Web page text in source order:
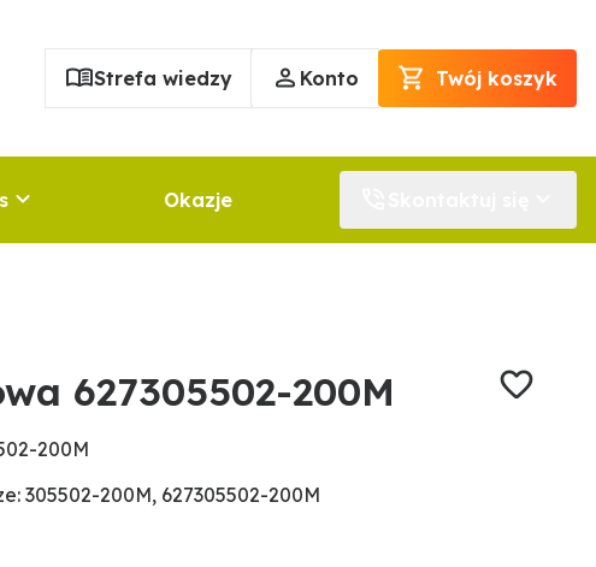
Strefa wiedzy Konto Twój koszyk
Okazje
627305502-200M
200M
305502-200M, 627305502-200M